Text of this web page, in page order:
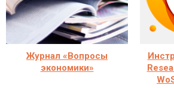
Журнал «Вопросы
экономики»